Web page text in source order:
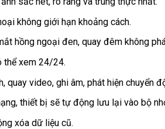
không giới hạn khoảng cách.
hồng ngoại đen, quay đêm không
thể xem 24/24.
quay video, ghi âm, phát hiện chuyển
thiết bị sẽ tự động lưu lại vào bộ
xóa dữ liệu cũ.